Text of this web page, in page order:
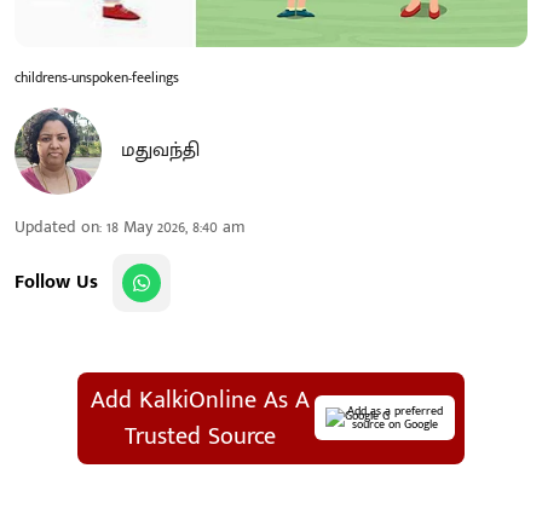
childrens-unspoken-feelings
மதுவந்தி
Updated on:18 May 2026, 8:40 am
Follow Us
Add KalkiOnline As A
Trusted Source
Add as a preferred
source on Google